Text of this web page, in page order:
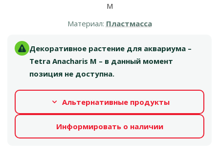
M
Материал: Пластмасса
Декоративное растение для аквариума –
Tetra Anacharis M – в данный момент
позиция не доступна.
Альтернативные продукты
Информировать о наличии